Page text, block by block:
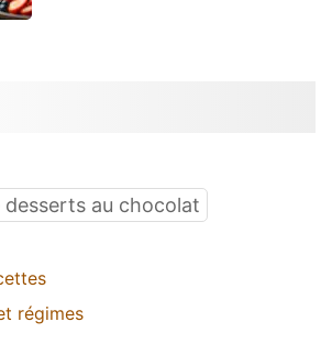
desserts au chocolat
régimes